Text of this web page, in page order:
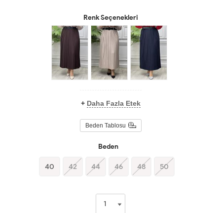
Renk Seçenekleri
+ Daha Fazla Etek
Beden Tablosu
Beden
40 42 44 46 48 50